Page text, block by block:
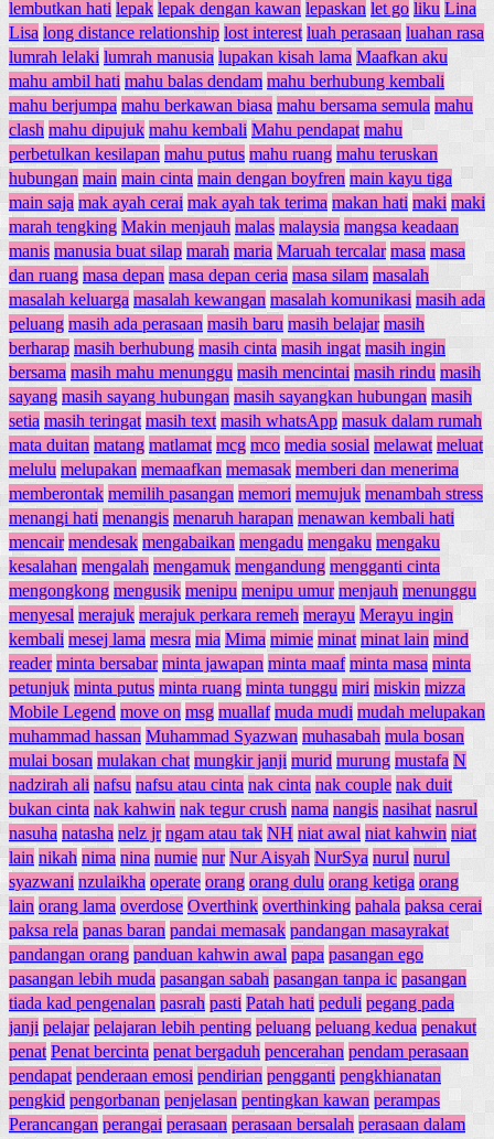
lembutkan hati lepak lepak dengan kawan lepaskan let go liku Lina
Lisa long distance relationship lost interest luah perasaan luahan rasa
lumrah lelaki lumrah manusia lupakan kisah lama Maafkan aku
mahu ambil hati mahu balas dendam mahu berhubung kembali
mahu berjumpa mahu berkawan biasa mahu bersama semula mahu
clash mahu dipujuk mahu kembali Mahu pendapat mahu
perbetulkan kesilapan mahu putus mahu ruang mahu teruskan
hubungan main main cinta main dengan boyfren main kayu tiga
main saja mak ayah cerai mak ayah tak terima makan hati maki maki
marah tengking Makin menjauh malas malaysia mangsa keadaan
manis manusia buat silap marah maria Maruah tercalar masa masa
dan ruang masa depan masa depan ceria masa silam masalah
masalah keluarga masalah kewangan masalah komunikasi masih ada
peluang masih ada perasaan masih baru masih belajar masih
berharap masih berhubung masih cinta masih ingat masih ingin
bersama masih mahu menunggu masih mencintai masih rindu masih
sayang masih sayang hubungan masih sayangkan hubungan masih
setia masih teringat masih text masih whatsApp masuk dalam rumah
mata duitan matang matlamat mcg mco media sosial melawat meluat
melulu melupakan memaafkan memasak memberi dan menerima
memberontak memilih pasangan memori memujuk menambah stress
menangi hati menangis menaruh harapan menawan kembali hati
mencair mendesak mengabaikan mengadu mengaku mengaku
kesalahan mengalah mengamuk mengandung mengganti cinta
mengongkong mengusik menipu menipu umur menjauh menunggu
menyesal merajuk merajuk perkara remeh merayu Merayu ingin
kembali mesej lama mesra mia Mima mimie minat minat lain mind
reader minta bersabar minta jawapan minta maaf minta masa minta
petunjuk minta putus minta ruang minta tunggu miri miskin mizza
Mobile Legend move on msg muallaf muda mudi mudah melupakan
muhammad hassan Muhammad Syazwan muhasabah mula bosan
mulai bosan mulakan chat mungkir janji murid murung mustafa N
nadzirah ali nafsu nafsu atau cinta nak cinta nak couple nak duit
bukan cinta nak kahwin nak tegur crush nama nangis nasihat nasrul
nasuha natasha nelz jr ngam atau tak NH niat awal niat kahwin niat
lain nikah nima nina numie nur Nur Aisyah NurSya nurul nurul
syazwani nzulaikha operate orang orang dulu orang ketiga orang
lain orang lama overdose Overthink overthinking pahala paksa cerai
paksa rela panas baran pandai memasak pandangan masayrakat
pandangan orang panduan kahwin awal papa pasangan ego
pasangan lebih muda pasangan sabah pasangan tanpa ic pasangan
tiada kad pengenalan pasrah pasti Patah hati peduli pegang pada
janji pelajar pelajaran lebih penting peluang peluang kedua penakut
penat Penat bercinta penat bergaduh pencerahan pendam perasaan
pendapat penderaan emosi pendirian pengganti pengkhianatan
pengkid pengorbanan penjelasan pentingkan kawan perampas
Perancangan perangai perasaan perasaan bersalah perasaan dalam